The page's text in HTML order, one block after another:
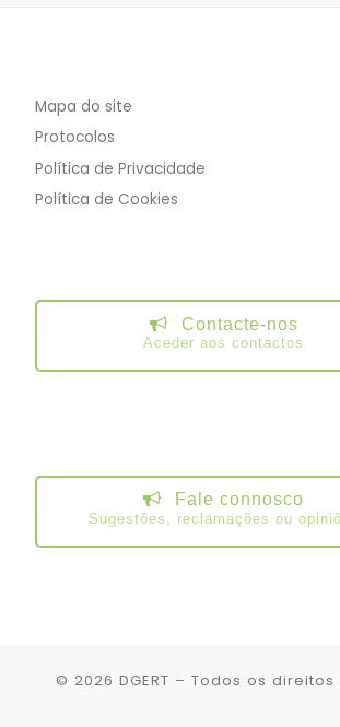
Mapa do site
Protocolos
Política de Privacidade
Política de Cookies
Contacte-nos
Aceder aos contactos
Fale connosco
Sugestões, reclamações ou
© 2026 DGERT – Todos os direitos